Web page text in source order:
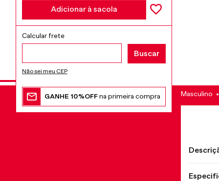
Adicionar à sacola
Não sei meu CEP
GANHE 10%OFFna primeira compra Masculino